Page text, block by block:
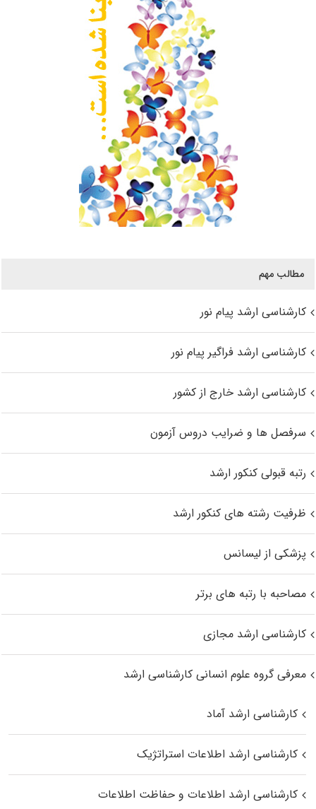
مطالب مهم
کارشناسی ارشد پیام نور
کارشناسی ارشد فراگیر پیام نور
کارشناسی ارشد خارج از کشور
سرفصل ها و ضرایب دروس آزمون
رتبه قبولی کنکور ارشد
ظرفیت رشته های کنکور ارشد
پزشکی از لیسانس
مصاحبه با رتبه های برتر
کارشناسی ارشد مجازی
معرفی گروه علوم انسانی کارشناسی ارشد
کارشناسی ارشد آماد
کارشناسی ارشد اطلاعات استراتژیک
کارشناسی ارشد اطلاعات و حفاظت اطلاعات